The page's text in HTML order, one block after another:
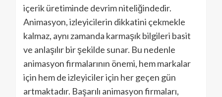
içerik üretiminde devrim niteliğindedir.
Animasyon, izleyicilerin dikkatini çekmekle
kalmaz, aynı zamanda karmaşık bilgileri basit
ve anlaşılır bir şekilde sunar. Bu nedenle
animasyon firmalarının önemi, hem markalar
için hem de izleyiciler için her geçen gün
artmaktadır. Başarılı animasyon firmaları,